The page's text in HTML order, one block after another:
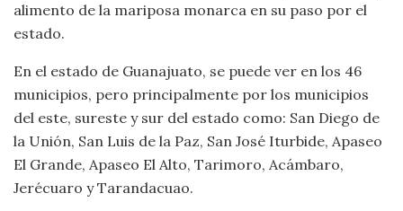
alimento de la mariposa monarca en su paso por el
estado.
En el estado de Guanajuato, se puede ver en los 46
municipios, pero principalmente por los municipios
del este, sureste y sur del estado como: San Diego de
la Unión, San Luis de la Paz, San José Iturbide, Apaseo
El Grande, Apaseo El Alto, Tarimoro, Acámbaro,
Jerécuaro y Tarandacuao.